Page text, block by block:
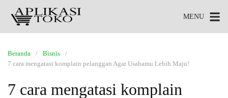
MENU
Beranda
Bisnis
7 cara mengatasi komplain pelanggan Agar Usahamu Lebih Maju!
7 cara mengatasi komplain